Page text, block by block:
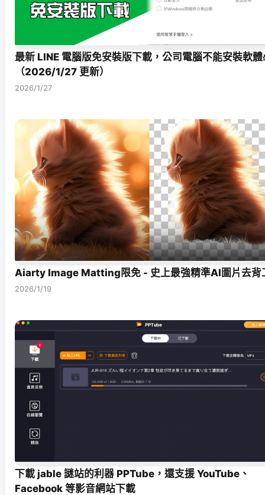
最新 LINE 電腦版免安裝版下載，公司電腦不能安裝軟
（2026/1/27 更新）
2026/1/27
Aiarty Image Matting限免 - 史上最強精準AI圖片去背
2026/1/19
下載 jable 謎站的利器 PPTube，還支援 YouTube、
Facebook 等影音網站下載